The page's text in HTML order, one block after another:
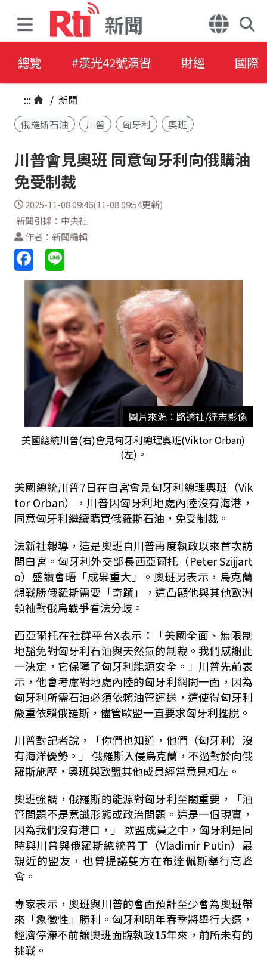
新聞
總覽 #漢光42號演習 財經 國際
::: / 新聞
俄羅斯石油
川普 匈牙利 奧班
川普會見奧班 同意匈牙利向俄購油
免受制裁
2025-11-08 09:46(11-08 09:54更新)
新聞引據：中央社
作者：新聞編輯
圖片來源：路透社/達志影像
美國總統川普(右)會見匈牙利總理奧班(Viktor Orban)
(左)。
美國總統川普7日在白宮會見匈牙利總理奧班（Vik
tor Orban），川普因匈牙利地處內陸沒有海港，
同意匈牙利繼續購買俄羅斯石油，免受制裁。
法新社報導，這是奧班自川普再度執政以來首次訪
問白宮。匈牙利外交部長西亞爾托（Peter Szijjart
o）盛讚會晤「成果重大」。奧班另表示，烏克蘭
想戰勝俄羅斯需要「奇蹟」，這凸顯他與其他歐洲
領袖對俄烏戰爭看法分歧。
西亞爾托在社群平台X表示：「美國全面、無限制
地豁免對匈牙利石油與天然氣的制裁。我們感謝此
一決定，它保障了匈牙利能源安全。」川普先前表
示，他會考慮對地處內陸的匈牙利網開一面，因為
匈牙利所需石油必須依賴油管運送，這使得匈牙利
嚴重依賴俄羅斯，儘管歐盟一直要求匈牙利擺脫。
川普對記者說，「你們也知道，他們（匈牙利）沒
有海洋優勢。」 俄羅斯入侵烏克蘭，不過對於向俄
羅斯施壓，奧班與歐盟其他成員經常意見相左。
奧班強調，俄羅斯的能源對匈牙利至關重要，「油
管問題不是意識形態或政治問題。這是一個現實，
因為我們沒有港口，」 歐盟成員之中，匈牙利是同
時與川普與俄羅斯總統普丁（Vladimir Putin）最
親近的盟友，也曾提議雙方在布達佩斯舉行高峰
會。
專家表示，奧班與川普的會面預計至少會為奧班帶
來「象徵性」勝利。匈牙利明年春季將舉行大選，
經濟停滯不前讓奧班面臨執政15年來，前所未有的
挑戰。